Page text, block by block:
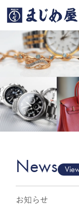
News
お知らせ